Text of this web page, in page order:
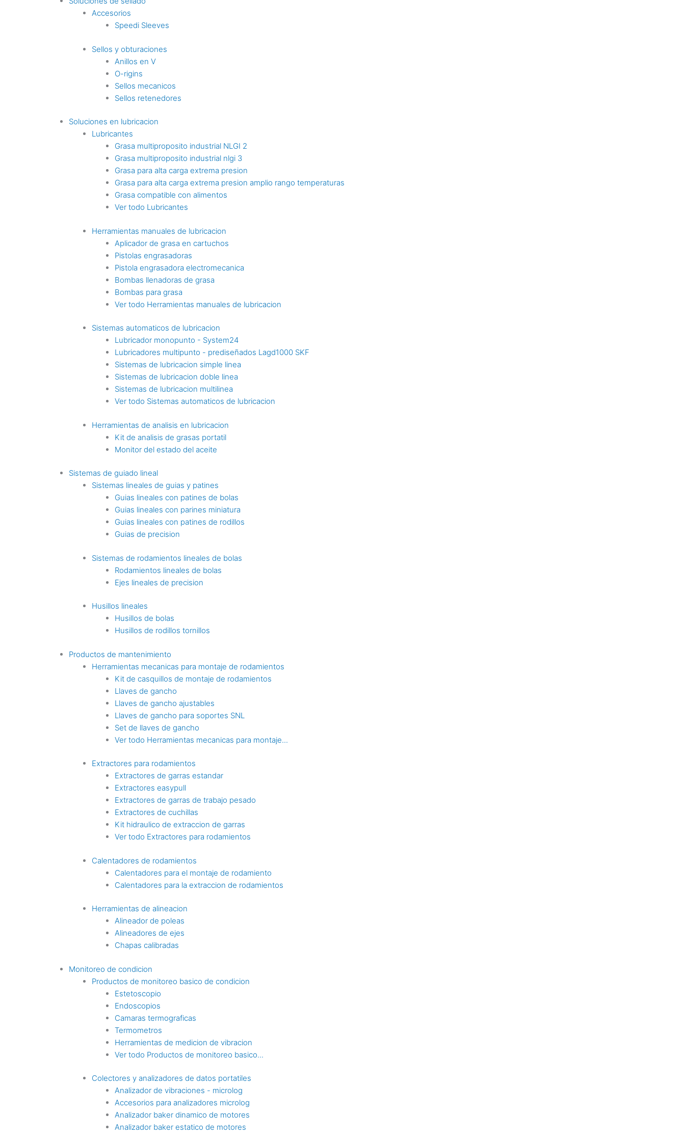
Accesorios
Speedi Sleeves
Sellos y obturaciones
Anillos en V
O-rigins
Sellos mecanicos
Sellos retenedores
Soluciones en lubricacion
Lubricantes
Grasa multiproposito industrial NLGI 2
Grasa multiproposito industrial nlgi 3
Grasa para alta carga extrema presion
Grasa para alta carga extrema presion amplio rango temperaturas
Grasa compatible con alimentos
Ver todo Lubricantes
Herramientas manuales de lubricacion
Aplicador de grasa en cartuchos
Pistolas engrasadoras
Pistola engrasadora electromecanica
Bombas llenadoras de grasa
Bombas para grasa
Ver todo Herramientas manuales de lubricacion
Sistemas automaticos de lubricacion
Lubricador monopunto - System24
Lubricadores multipunto - prediseñados Lagd1000 SKF
Sistemas de lubricacion simple linea
Sistemas de lubricacion doble linea
Sistemas de lubricacion multilinea
Ver todo Sistemas automaticos de lubricacion
Herramientas de analisis en lubricacion
Kit de analisis de grasas portatil
Monitor del estado del aceite
Sistemas de guiado lineal
Sistemas lineales de guias y patines
Guias lineales con patines de bolas
Guias lineales con parines miniatura
Guias lineales con patines de rodillos
Guias de precision
Sistemas de rodamientos lineales de bolas
Rodamientos lineales de bolas
Ejes lineales de precision
Husillos lineales
Husillos de bolas
Husillos de rodillos tornillos
Productos de mantenimiento
Herramientas mecanicas para montaje de rodamientos
Kit de casquillos de montaje de rodamientos
Llaves de gancho
Llaves de gancho ajustables
Llaves de gancho para soportes SNL
Set de llaves de gancho
Ver todo Herramientas mecanicas para montaje...
Extractores para rodamientos
Extractores de garras estandar
Extractores easypull
Extractores de garras de trabajo pesado
Extractores de cuchillas
Kit hidraulico de extraccion de garras
Ver todo Extractores para rodamientos
Calentadores de rodamientos
Calentadores para el montaje de rodamiento
Calentadores para la extraccion de rodamientos
Herramientas de alineacion
Alineador de poleas
Alineadores de ejes
Chapas calibradas
Monitoreo de condicion
Productos de monitoreo basico de condicion
Estetoscopio
Endoscopios
Camaras termograficas
Termometros
Herramientas de medicion de vibracion
Ver todo Productos de monitoreo basico...
Colectores y analizadores de datos portatiles
Analizador de vibraciones - microlog
Accesorios para analizadores microlog
Analizador baker dinamico de motores
Analizador baker estatico de motores